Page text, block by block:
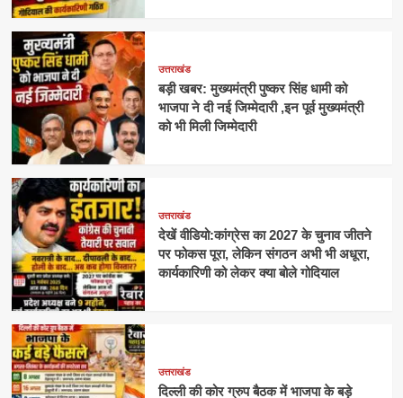
उत्तराखंड
बड़ी खबर: मुख्यमंत्री पुष्कर सिंह धामी को
भाजपा ने दी नई जिम्मेदारी ,इन पूर्व मुख्यमंत्री
को भी मिली जिम्मेदारी
उत्तराखंड
देखें वीडियो:कांग्रेस का 2027 के चुनाव जीतने
पर फोकस पूरा, लेकिन संगठन अभी भी अधूरा,
कार्यकारिणी को लेकर क्या बोले गोदियाल
उत्तराखंड
दिल्ली की कोर ग्रुप बैठक में भाजपा के बड़े